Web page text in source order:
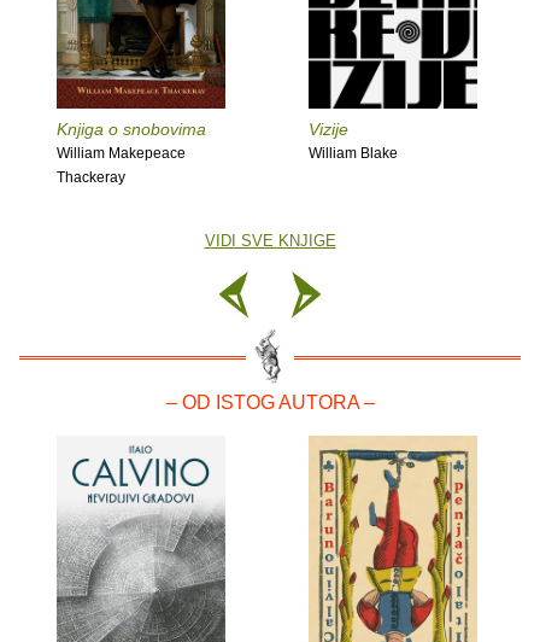
Knjiga o snobovima
William Makepeace
Thackeray
Vizije
William Blake
VIDI SVE KNJIGE
– OD ISTOG AUTORA –